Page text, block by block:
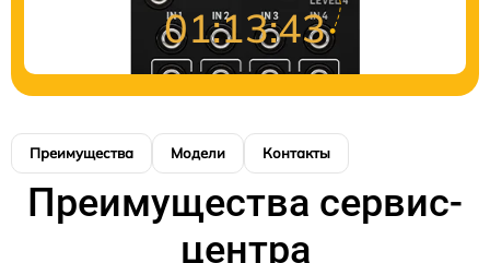
01:13:43
Преимущества Модели Контакты
Преимущества сервис-
центра